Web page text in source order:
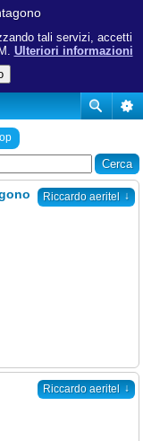
tali servizi, accetti
Ulteriori informazioni
Riccardo aeritel ↓
Riccardo aeritel ↓